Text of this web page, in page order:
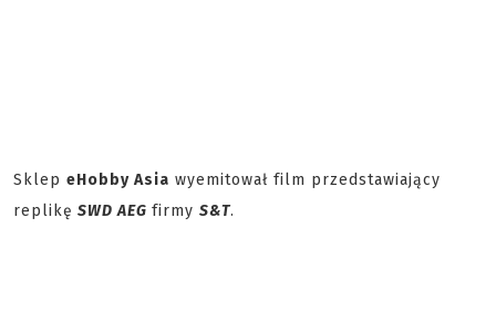
Sklep eHobby Asia wyemitował film przedstawiający
replikę SWD AEG firmy S&T.